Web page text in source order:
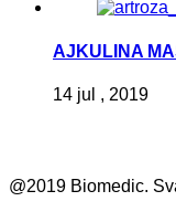
AJKULINA
14 jul , 2019
@2019 Biomedic.